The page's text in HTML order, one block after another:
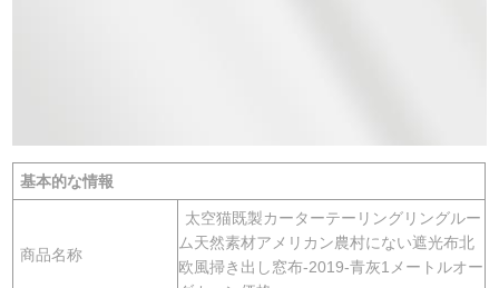
基本的な情報
商品名称
太空猫既製カーターテーリングリングルー
ム天然素材アメリカン農村にない遮光布北
欧風掃き出し窓布-2019-青灰1メートルオー